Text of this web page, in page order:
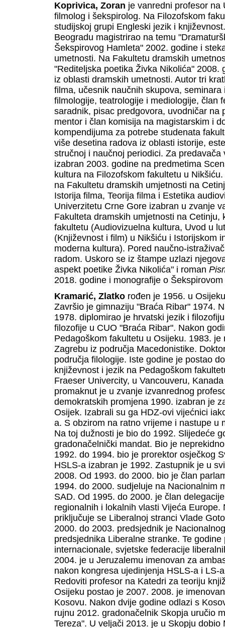
Koprivica, Zoran je vanredni profesor na
filmolog i šekspirolog. Na Filozofskom
studijskoj grupi Engleski jezik i
Beogradu magistrirao na temu
Šekspirovog Hamleta" 2002. godine i
umetnosti. Na Fakultetu dramskih
"Rediteljska poetika Živka Nikolića" 2008.
iz oblasti dramskih umetnosti. Autor tri
filma, učesnik naučnih skupova,
filmologije, teatrologije i mediologije, član
saradnik, pisac predgovora, uvodničar na
mentor i član komisija na magistarskim i
kompendijuma za potrebe studenata
više desetina radova iz oblasti istorije,
stručnoj i naučnoj periodici. Za
izabran 2003. godine na predmetima
kultura na Filozofskom fakultetu u
na Fakultetu dramskih umjetnosti na
Istorija filma, Teorija filma i Estetika
Univerzitetu Crne Gore izabran u zvanje
Fakulteta dramskih umjetnosti na
fakultetu (Audiovizuelna kultura, Uvod u
(Književnost i film) u Nikšiću i Istorijskom
moderna kultura). Pored naučno-
radom. Uskoro se iz štampe uzlazi
aspekt poetike Živka Nikolića" i roman
2018. godine i monografije o Šekspirovom
Kramarić, Zlatko rođen je 1956. u
Završio je gimnaziju "Braća Ribar" 1974.
1978. diplomirao je hrvatski jezik i
filozofije u CUO "Braća Ribar". Nakon
Pedagoškom fakultetu u Osijeku. 1983.
Zagrebu iz područja Macedonistike.
područja filologije. Iste godine je postao
književnost i jezik na Pedagoškom
Fraeser Univercity, u Vancouveru,
promaknut je u zvanje izvanrednog
demokratskih promjena 1990. izabran je
Osijek. Izabrali su ga HDZ-ovi vijećnici
a. S obzirom na ratno vrijeme i nastupe u
Na toj dužnosti je bio do 1992. Slijedeće
gradonačelnički mandat. Bio je
1992. do 1994. bio je prorektor osječkog
HSLS-a izabran je 1992. Zastupnik je u
2008. Od 1993. do 2000. bio je član
1994. do 2000. sudjeluje na Nacionalnim
SAD. Od 1995. do 2000. je član
regionalnih i lokalnih vlasti Vijeća
priključuje se Liberalnoj stranci Vlade
2000. do 2003. predsjednik je
predsjednika Liberalne stranke. Te
internacionale, svjetske federacije
2004. je u Jeruzalemu imenovan za
nakon kongresa ujedinjenja HSLS-a i LS-
Redoviti profesor na Katedri za teoriju
Osijeku postao je 2007. 2008. je
Kosovu. Nakon dvije godine odlazi s
rujnu 2012. gradonačelnik Skopja uručio
Tereza". U veljači 2013. je u Skopju